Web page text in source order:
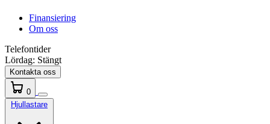
Finansiering
Om oss
Telefontider
Lördag: Stängt
Kontakta oss
0
Hjullastare